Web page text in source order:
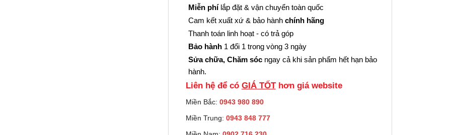
Miễn phílắp đặt & vận chuyển toàn quốc
Cam kết xuất xứ & bảo hành chính hãng
Thanh toán linh hoạt - có trả góp
Bảo hành 1 đổi 1 trong vòng 3 ngày
Sửa chữa, Chăm sóc ngay cả khi sản phẩm hết hạn bảo
hành.
Liên hệ để có GIÁ TỐThơn giá website
Miền Bắc: 0943 980 890
Miền Trung: 0943 848 777